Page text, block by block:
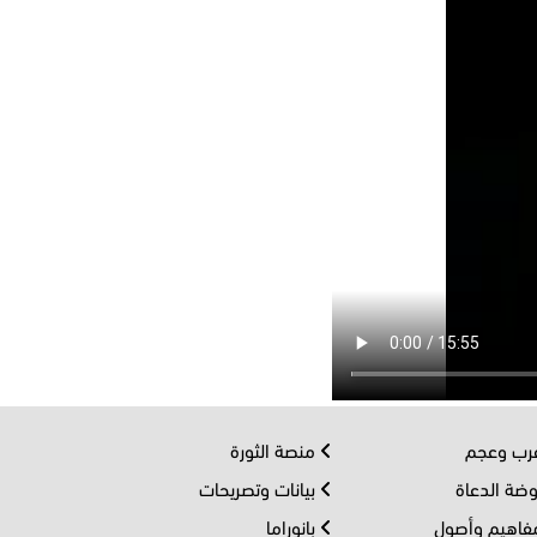
وعجم
الدعاة
وأصول
منصة الثورة
بيانات وتصريحات
بانوراما